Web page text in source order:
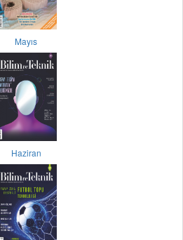
Mayıs
Haziran